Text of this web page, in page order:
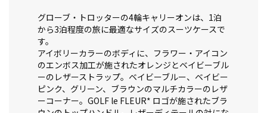
グローブ・トロッターの4輪キャリーオンは、1泊
から3泊程度の旅に最適なサイズのスーツケースで
す。
アイボリーカラーのボディに、フラワー・アイコン
のエンボス加工が施されたオレンジとベイビーブル
ーのレザーストラップ。ベイビーブルー、ベイビー
ピンク、グリーン、ブラウンのマルチカラーのレザ
ーコーナー。GOLF le FLEUR* ロゴが施されたブラ